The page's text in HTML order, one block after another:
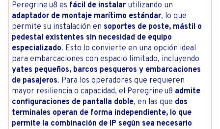
Peregrine u8 es fácil de instalar utilizando un
adaptador de montaje marítimo estándar, lo que
permite su instalación en soportes de poste, mástil o
pedestal existentes sin necesidad de equipo
especializado. Esto lo convierte en una opción ideal
para embarcaciones con espacio limitado, incluyendo
yates pequeños, barcos pesqueros y embarcaciones
de pasajeros. Para los operadores que requieren
mayor resiliencia o capacidad, el Peregrine u8 admite
configuraciones de pantalla doble, en las que dos
terminales operan de forma independiente, lo que
permite la combinación de IP según sea necesario